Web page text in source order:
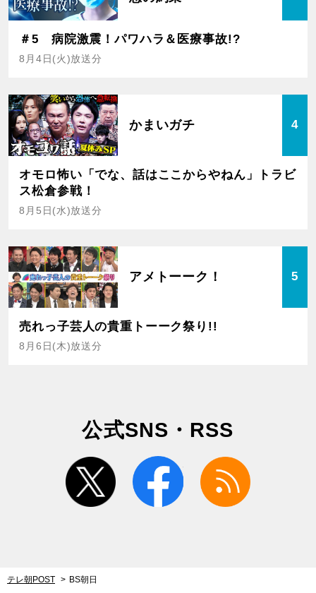
＃5 病院激震！パワハラ＆医療事故!?
8月4日(火)放送分
かまいガチ 4
オモロ怖い「でな、話はここからやねん」トラビ
ス松倉参戦！
8月5日(水)放送分
アメトーーク！ 5
売れっ子芸人の貴重トーーク祭り!!
8月6日(木)放送分
公式SNS・RSS
twitter facebook
テレ朝POST BS朝日